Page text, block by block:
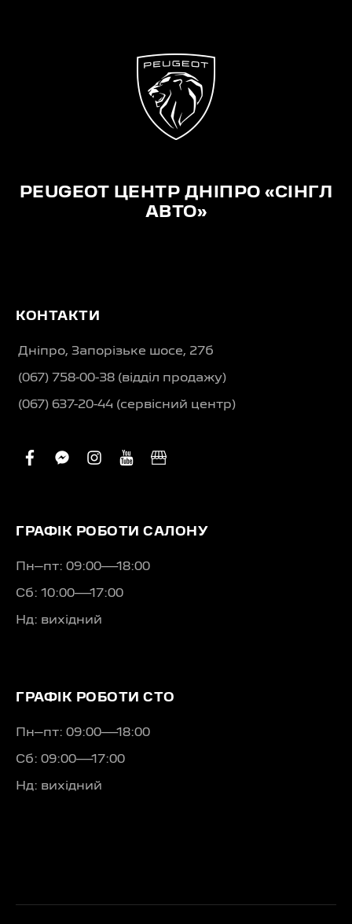
PEUGEOT ЦЕНТР ДНІПРО «СІНГЛ
АВТО»
КОНТАКТИ
Дніпро, Запорізьке шосе, 27б
(067) 758-00-38 (вiддiл продажу)
(067) 637-20-44 (сервісний центр)
facebook
facebook-
instagram
youtube
business
ГРАФІК РОБОТИ САЛОНУ
Пн–пт: 09:00—18:00
Сб: 10:00—17:00
Нд: вихідний
ГРАФІК РОБОТИ СТО
Пн–пт: 09:00—18:00
Сб: 09:00—17:00
Нд: вихідний